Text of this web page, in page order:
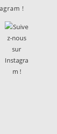
!